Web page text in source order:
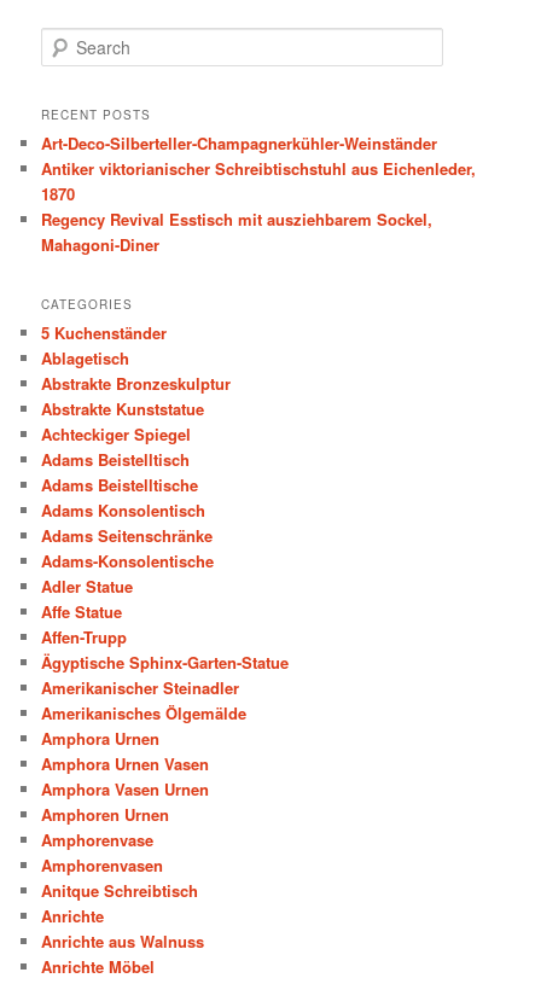
e
r
h
RECENT POSTS
Art-Deco-Silberteller-Champagnerkühler-Weinständer
Antiker viktorianischer Schreibtischstuhl aus Eichenleder,
1870
Regency Revival Esstisch mit ausziehbarem Sockel,
Mahagoni-Diner
CATEGORIES
5 Kuchenständer
Ablagetisch
Abstrakte Bronzeskulptur
Abstrakte Kunststatue
Achteckiger Spiegel
Adams Beistelltisch
Adams Beistelltische
Adams Konsolentisch
Adams Seitenschränke
Adams-Konsolentische
Adler Statue
Affe Statue
Affen-Trupp
Ägyptische Sphinx-Garten-Statue
Amerikanischer Steinadler
Amerikanisches Ölgemälde
Amphora Urnen
Amphora Urnen Vasen
Amphora Vasen Urnen
Amphoren Urnen
Amphorenvase
Amphorenvasen
Anitque Schreibtisch
Anrichte
Anrichte aus Walnuss
Anrichte Möbel